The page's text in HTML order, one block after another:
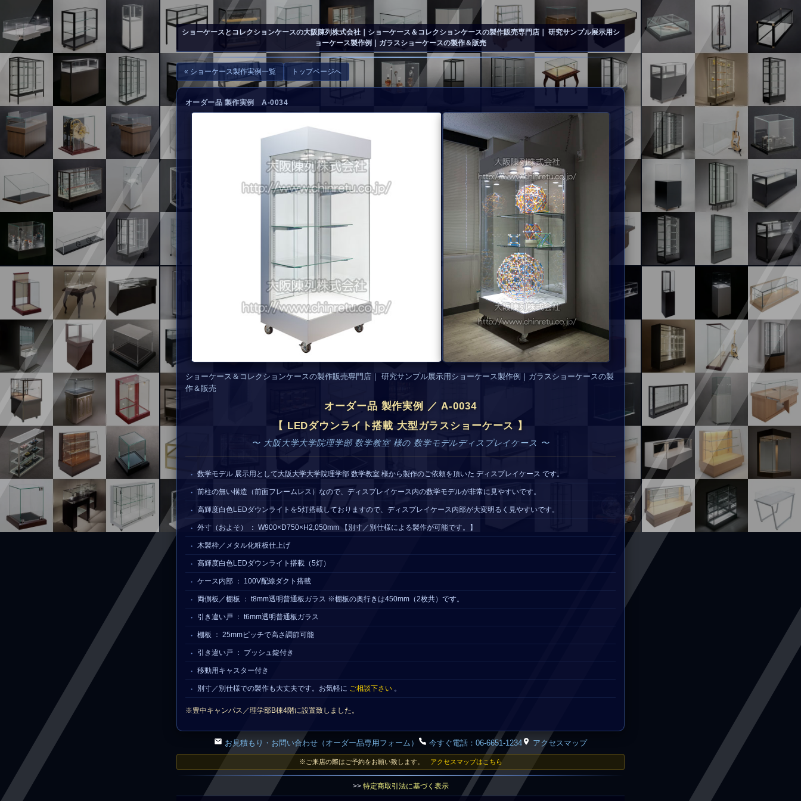
お問い合わせ
ショーケースとコレクションケースの大阪陳列株式会社｜ショーケース＆コレクションケースの製作販売専門店｜ 研究サンプル展示用シ
ョーケース製作例｜ガラスショーケースの製作＆販売
« ショーケース製作実例一覧 トップページへ
オーダー品 製作実例 A-0034
ショーケース＆コレクションケースの製作販売専門店｜ 研究サンプル展示用ショーケース製作例｜ガラスショーケースの製
作＆販売
オーダー品 製作実例 ／ A-0034
【 LEDダウンライト搭載 大型ガラスショーケース 】
〜 大阪大学大学院理学部 数学教室 様の 数学モデルディスプレイケース 〜
数学モデル 展示用として大阪大学大学院理学部 数学教室 様から製作のご依頼を頂いた ディスプレイケース です。
前柱の無い構造（前面フレームレス）なので、ディスプレイケース内の数学モデルが非常に見やすいです。
高輝度白色LEDダウンライトを5灯搭載しておりますので、ディスプレイケース内部が大変明るく見やすいです。
外寸（およそ） ： W900×D750×H2,050mm 【別寸／別仕様による製作が可能です。】
木製枠／メタル化粧板仕上げ
高輝度白色LEDダウンライト搭載（5灯）
ケース内部 ： 100V配線ダクト搭載
両側板／棚板 ： t8mm透明普通板ガラス ※棚板の奥行きは450mm（2枚共）です。
引き違い戸 ： t6mm透明普通板ガラス
棚板 ： 25mmピッチで高さ調節可能
引き違い戸 ： プッシュ錠付き
移動用キャスター付き
別寸／別仕様での製作も大丈夫です。お気軽に ご相談下さい 。
※豊中キャンパス／理学部B棟4階に設置致しました。
お見積もり・お問い合わせ（オーダー品専用フォーム） 今すぐ電話：06-6651-1234 アクセスマップ
※ご来店の際はご予約をお願い致します。 アクセスマップはこちら
>> 特定商取引法に基づく表示